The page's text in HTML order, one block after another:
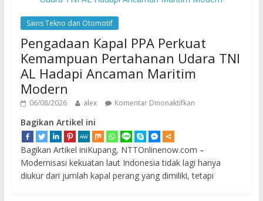
Sains Tekno dan Otomotif
Pengadaan Kapal PPA Perkuat
Kemampuan Pertahanan Udara TNI
AL Hadapi Ancaman Maritim
Modern
06/08/2026 alex Komentar Dinonaktifkan
Bagikan Artikel ini
Bagikan Artikel iniKupang, NTTOnlinenow.com –
Modernisasi kekuatan laut Indonesia tidak lagi hanya
diukur dari jumlah kapal perang yang dimiliki, tetapi